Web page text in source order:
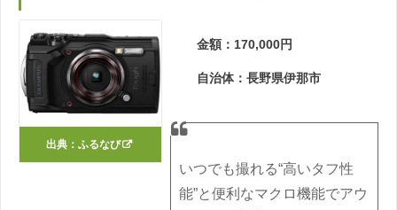
出典：ふるなび
金額：170,000円
自治体：長野県伊那市
いつでも撮れる“高いタフ性
能”と便利なマクロ機能でアウ